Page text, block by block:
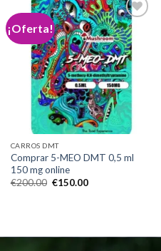
¡Oferta!
Add to
wishlist
CARROS DMT
Comprar 5-MEO DMT 0,5 ml
150 mg online
€200.00 El
€150.00El